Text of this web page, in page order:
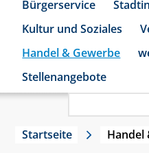
Bürgerservice
Kultur und Soziales
Handel & Gewerbe
Stellenangebote
Startseite Handel